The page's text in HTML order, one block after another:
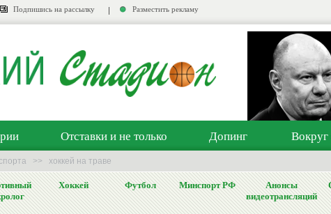
Подпишись на рассылку Разместить рекламу
Отставки и не только Допинг Вокруг
>> хоккей на траве
Хоккей Футбол Минспорт РФ
Анонсы
видеотрансляций